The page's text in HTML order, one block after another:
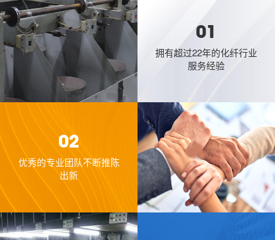
01
拥有超过22年的化纤行业
服务经验
02
优秀的专业团队不断推陈
出新